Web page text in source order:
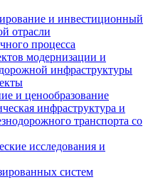
и инвестиционный
отрасли
процесса
модернизации и
инфраструктуры
и ценообразование
инфраструктура и
транспорта со
исследования и
систем